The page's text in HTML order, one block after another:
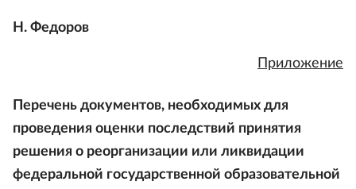
Н. Федоров
Приложение
Перечень документов, необходимых для
проведения оценки последствий принятия
решения о реорганизации или ликвидации
федеральной государственной образовательной